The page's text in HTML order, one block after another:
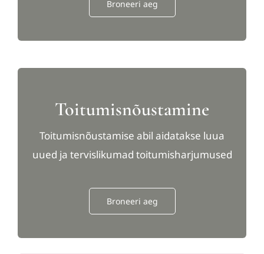
Broneeri aeg
Toitumisnõustamine
Toitumisnõustamise abil aidatakse luua
uued ja tervislikumad toitumisharjumused
Broneeri aeg